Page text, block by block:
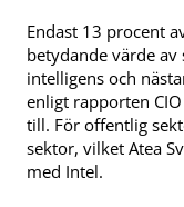
Endast 13 procent
betydande värde
intelligens och
enligt rapporten
till. För offentlig
sektor, vilket Atea
med Intel.